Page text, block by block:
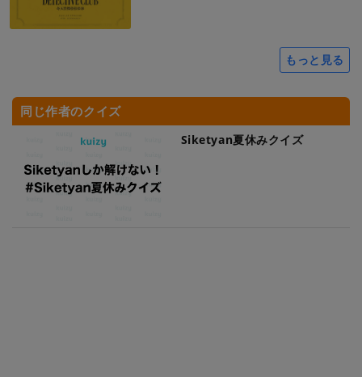
もっと見る
同じ作者のクイズ
Siketyan夏休みクイズ